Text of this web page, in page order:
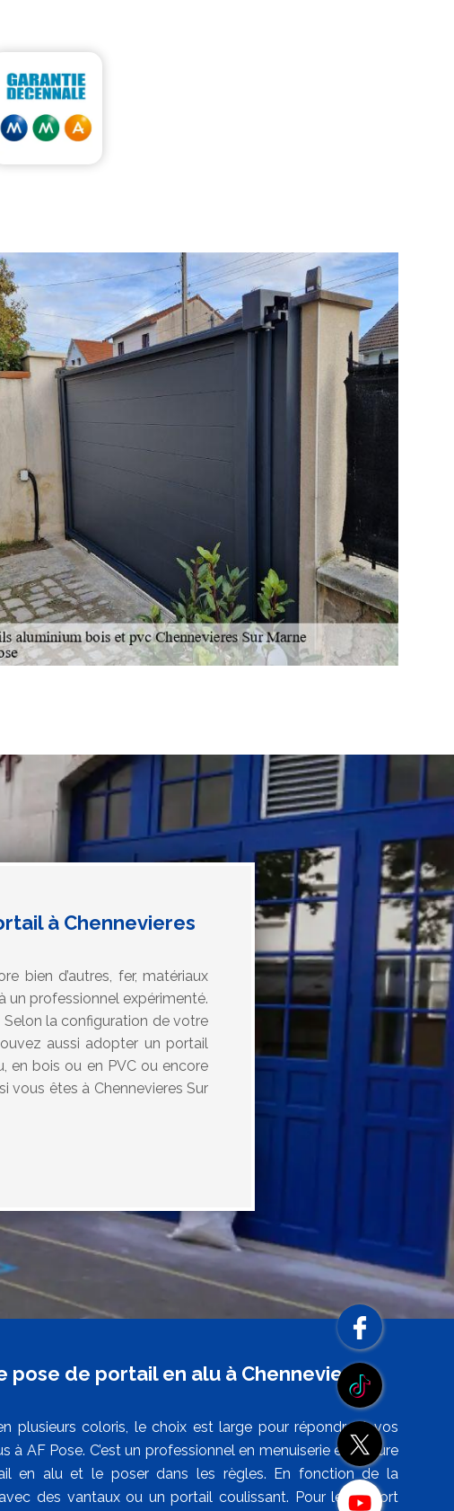
à Chennevieres
bien d’autres, fer, matériaux
un professionnel expérimenté.
Selon la configuration de votre
aussi adopter un portail
en bois ou en PVC ou encore
vous êtes à Chennevieres Sur
pose de portail en alu à Chennevieres
plusieurs coloris, le choix est large pour répondre à vos
AF Pose. C’est un professionnel en menuiserie extérieure
en alu et le poser dans les règles. En fonction de la
des vantaux ou un portail coulissant. Pour le confort